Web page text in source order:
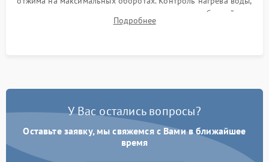
корректности слива, отсутствия излишних вибраций,
посторонних стуков и протечек под корпусом.
Подробнее
У Вас остались вопросы?
Оставьте заявку, мы свяжемся с Вами в ближайшее
время